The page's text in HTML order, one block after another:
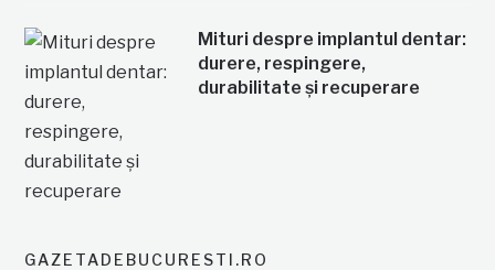
Mituri despre implantul dentar:
durere, respingere,
durabilitate și recuperare
GAZETADEBUCURESTI.RO